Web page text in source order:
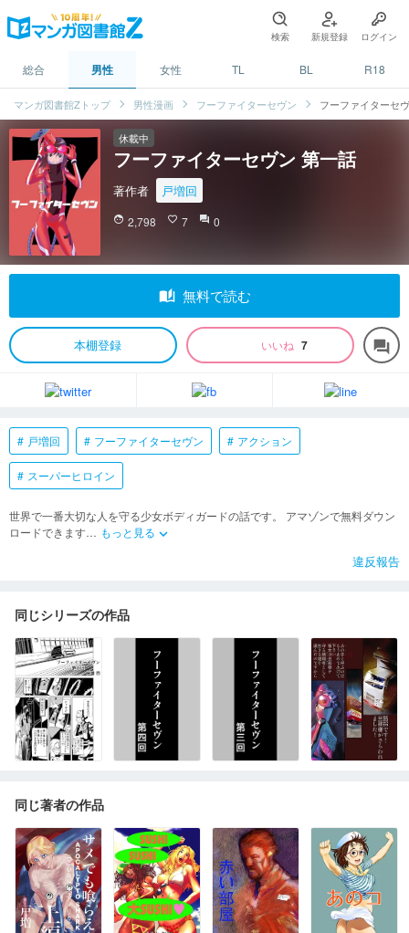
検索 新規登録 ログイン
総合 男性 女性 TL BL R18
マンガ図書館Zトップ 男性漫画 フーファイターセヴン フーファイターセ
休載中
フーファイターセヴン 第一話
著作者 戸増回
face 2,798 favorite_border 7 question_answer 0
auto_stories 無料で読む
本棚登録 いいね 7 forum
戸増回 フーファイターセヴン アクション
スーパーヒロイン
世界で一番大切な人を守る少女ボディガードの話です。 アマゾンで無料ダウン
ロードできます… もっと見る keyboard_arrow_down
違反報告
同じシリーズの作品
同じ著者の作品